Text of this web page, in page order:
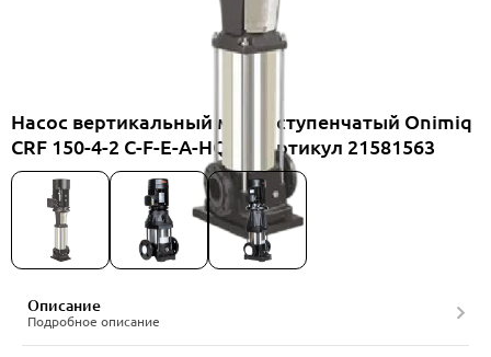
Насос вертикальный многоступенчатый Onimiq
CRF 150-4-2 C-F-E-A-HQQE, артикул 21581563
Описание
Подробное описание